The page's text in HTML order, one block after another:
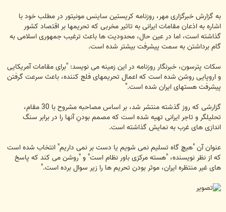
به گزارش خبرگزاری مهر، روزنامه کریستین ساینس مونیتور در مطلب خود با
اشاره به اذعان مقامات ایرانی به تاثیر مخربی که تحریم‎ها بر اقتصاد کشور
گذاشته است، اما در عین حال، محدودیت ها باعث ترغیب جمهوری اسلامی به
گام برداشتن به سمت پیشرفت بیشتر شده است.
سکات پترسون، خبرنگار روزنامه در این زمینه می نویسد: "برای مقامات آمریکایی
و اروپایی روشن شده است که اعمال تحریم‎های فلج کننده، باعث سرعت گرفتن
پیشرفت هسته‎ای ایران شده است."
گزارشی که روز گذشته منتشر شد، بر اساس مصاحبه مشروح با 30 مقام،
تحلیلگر و تاجر ایرانی تهیه شده است که مصمم بودنِ آنها را در برابر سنگ
اندازی های غرب به نمایش گذاشته است.
عنوان آن "هیچ گاه تسلیم نمی شویم یا دست بر نمی داریم" انتخاب شده است
که از نظر نویسنده، "هسته مرکزی باور نظام است" و "روشن می کند که پاسخ
های غیر منتظره ایران، موثر بودن تحریم ها را زیر سوال برده است."